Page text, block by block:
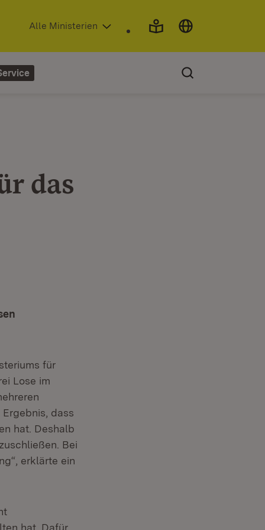
in neuem Fenster)
Alle Ministerien
das
für
Lose im
dass
hat. Deshalb
Bei
erklärte ein
hat. Dafür